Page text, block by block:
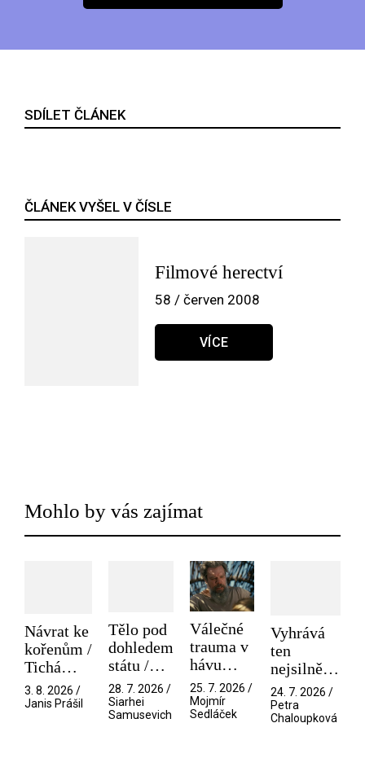
SDÍLET ČLÁNEK
ČLÁNEK VYŠEL V ČÍSLE
Filmové herectví
58 / červen 2008
VÍCE
Mohlo by vás zajímat
Návrat ke
kořenům /
Tichá
přítelkyně
3. 8. 2026 /
Janis Prášil
Tělo pod
dohledem
státu /
Pramen
28. 7. 2026 /
Siarhei
Samusevich
Válečné
trauma v
hávu
spektáklu
/ Odyssea
25. 7. 2026 /
Mojmír
Sedláček
Vyhrává
ten
nejsilnější
/ V nitru
manosféry
24. 7. 2026 /
Petra
Chaloupková